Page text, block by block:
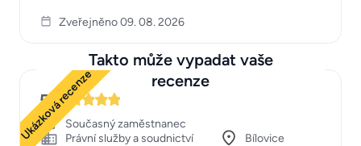
Zveřejněno 09. 08. 2026
Takto může vypadat vaše
recenze
Ukázková recenze
5
Současný zaměstnanec
Právní služby a soudnictví
Bílovice